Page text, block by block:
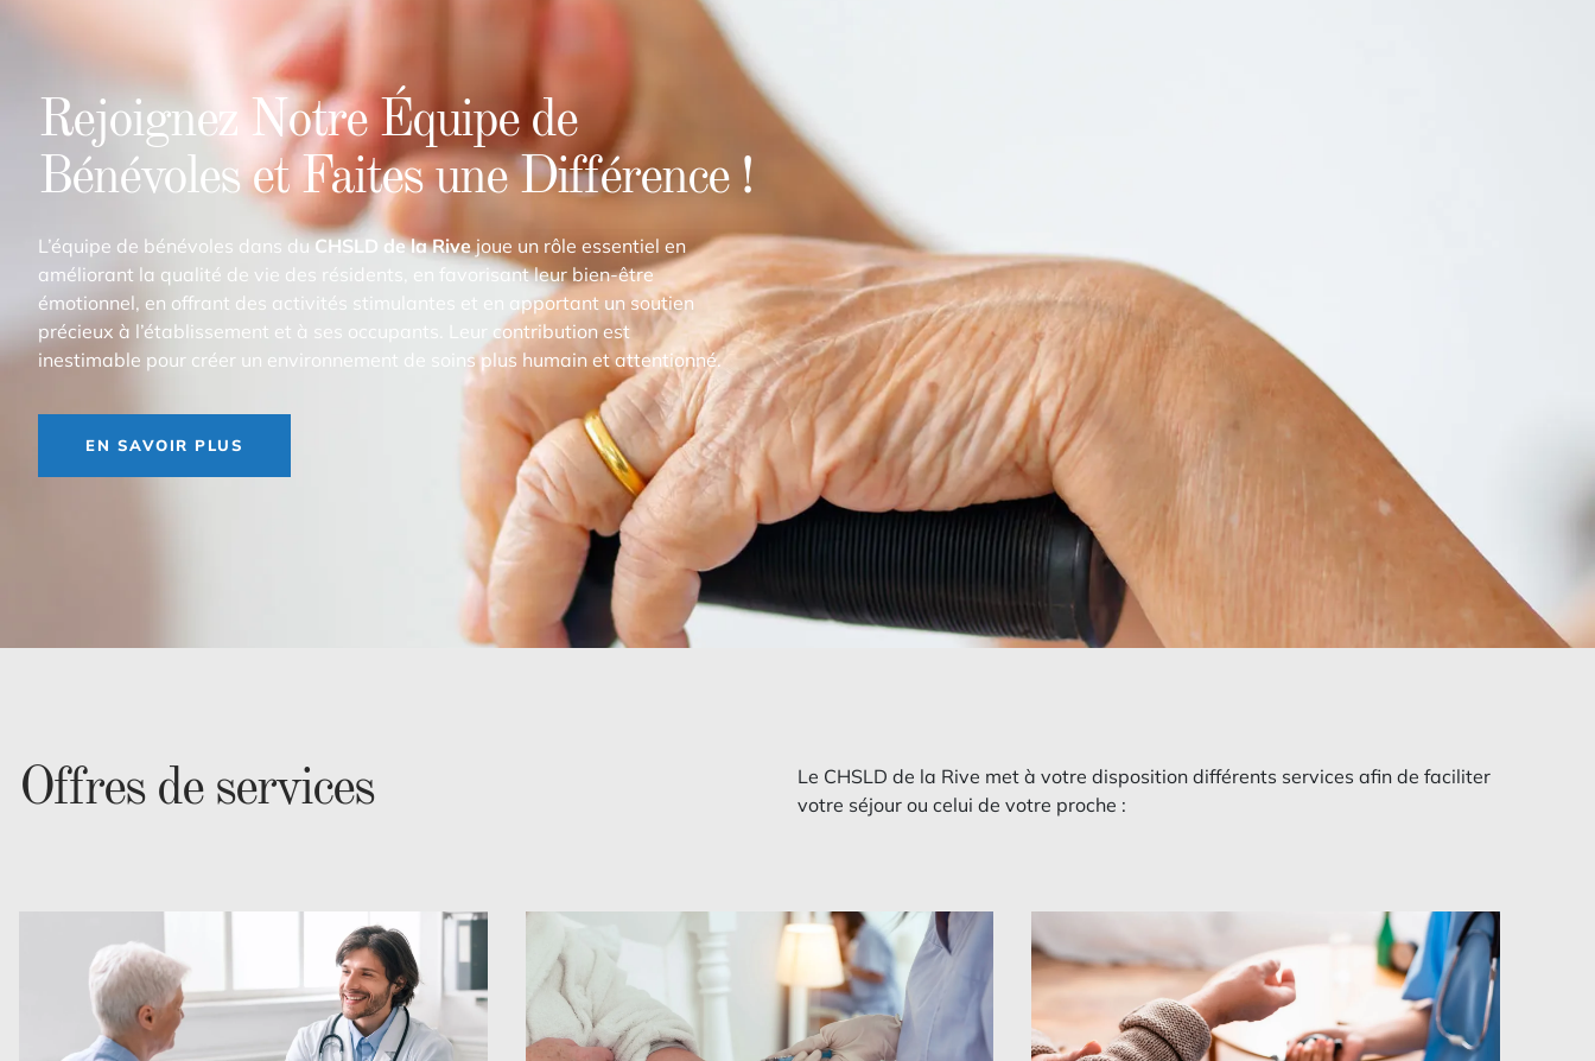
Rejoignez Notre Équipe de
Bénévoles et Faites une Différence !
L’équipe de bénévoles dans duCHSLD de la Rivejoue un rôle essentiel en
améliorant la qualité de vie des résidents, en favorisant leur bien-être
émotionnel, en offrant des activités stimulantes et en apportant un soutien
précieux à l’établissement et à ses occupants. Leur contribution est
inestimable pour créer un environnement de soins plus humain et attentionné.
EN SAVOIR PLUS
Offres de services
Le CHSLD de la Rive met à votre disposition différents services afin de faciliter
votre séjour ou celui de votre proche :